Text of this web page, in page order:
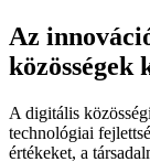
Az
közösségek
A digitális
technológiai
értékeket, a